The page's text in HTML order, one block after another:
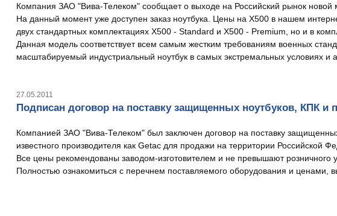
Компания ЗАО "Вива-Телеком" сообщает о выходе на Российский рынок новой
На данный момент уже доступен заказ ноутбука. Цены на X500 в нашем
двух стандартных комплектациях X500 - Standard и X500 - Premium, но и в
Данная модель соответствует всем самым жестким требованиям военных
масштабируемый индустриальный ноутбук в самых экстремальных условиях и
27.05.2011
Подписан договор на поставку защищенных ноутбуков, КПК
Компанией ЗАО "Вива-Телеком" был заключен договор на поставку
известного производителя как Getac для продажи на территории Российской
Все цены рекомендованы заводом-изготовителем и не превышают розничного
Полностью ознакомиться с перечнем поставляемого оборудования и